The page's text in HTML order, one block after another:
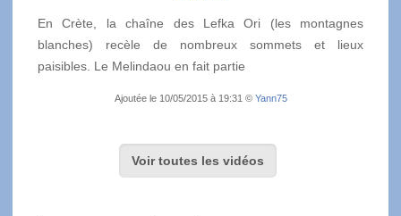
En Crète, la chaîne des Lefka Ori (les montagnes
blanches) recèle de nombreux sommets et lieux
paisibles. Le Melindaou en fait partie
Ajoutée le 10/05/2015 à 19:31 © Yann75
Voir toutes les vidéos